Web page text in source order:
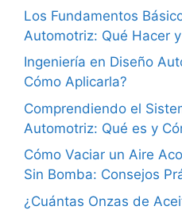
Los Fundamentos
Automotriz: Qué Hacer
Ingeniería en Diseño
Cómo Aplicarla?
Comprendiendo el
Automotriz: Qué es y
Cómo Vaciar un Aire
Sin Bomba: Consejos
¿Cuántas Onzas de